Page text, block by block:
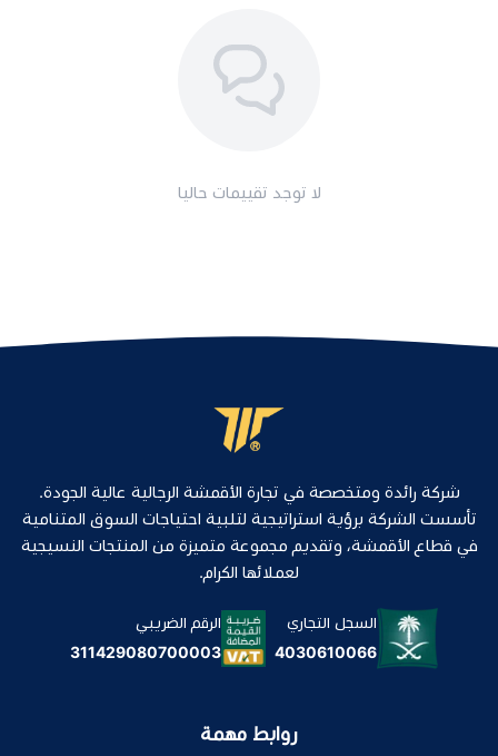
لا توجد تقييمات حاليا
روابط مهمة
شركة رائدة ومتخصصة في تجارة الأقمشة الرجالية عالية الجودة.
تأسست الشركة برؤية استراتيجية لتلبية احتياجات السوق المتنامية
في قطاع الأقمشة، وتقديم مجموعة متميزة من المنتجات النسيجية
لعملائها الكرام.
السجل التجاري
4030610066
الرقم الضريبي
311429080700003